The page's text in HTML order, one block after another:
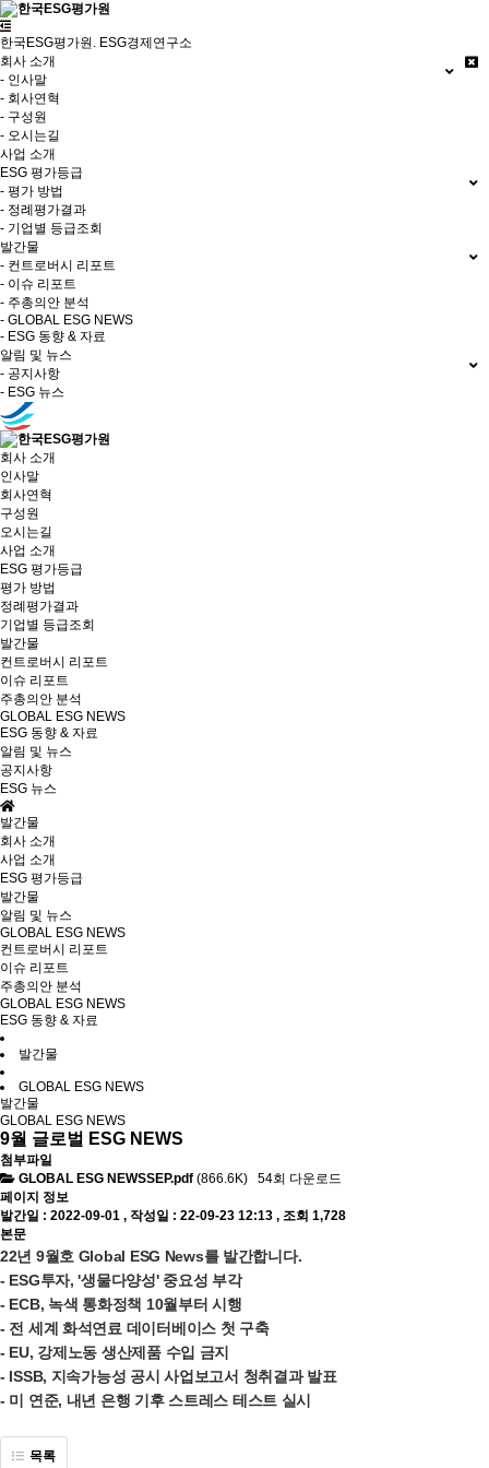
한국ESG평가원. ESG경제연구소
회사 소개
- 인사말
- 회사연혁
- 구성원
- 오시는길
사업 소개
ESG 평가등급
- 평가 방법
- 정례평가결과
- 기업별 등급조회
발간물
- 컨트로버시 리포트
- 이슈 리포트
- 주총의안 분석
- GLOBAL ESG NEWS
- ESG 동향 & 자료
알림 및 뉴스
- 공지사항
- ESG 뉴스
회사 소개
인사말
회사연혁
구성원
오시는길
사업 소개
ESG 평가등급
평가 방법
정례평가결과
기업별 등급조회
발간물
컨트로버시 리포트
이슈 리포트
주총의안 분석
GLOBAL ESG NEWS
ESG 동향 & 자료
알림 및 뉴스
공지사항
ESG 뉴스
발간물
회사 소개
사업 소개
ESG 평가등급
발간물
알림 및 뉴스
GLOBAL ESG NEWS
컨트로버시 리포트
이슈 리포트
주총의안 분석
GLOBAL ESG NEWS
ESG 동향 & 자료
발간물
GLOBAL ESG NEWS
발간물
GLOBAL ESG NEWS
9월 글로벌 ESG NEWS
첨부파일
GLOBAL ESG NEWSSEP.pdf (866.6K)
54회 다운로드
페이지 정보
발간일 : 2022-09-01 , 작성일 : 22-09-23 12:13 , 조회 1,728
본문
22년 9월호 Global ESG News를 발간합니다.
- ESG투자, '생물다양성' 중요성 부각
- ECB, 녹색 통화정책 10월부터 시행
- 전 세계 화석연료 데이터베이스 첫 구축
- EU, 강제노동 생산제품 수입 금지
- ISSB, 지속가능성 공시 사업보고서 청취결과 발표
- 미 연준, 내년 은행 기후 스트레스 테스트 실시
목록